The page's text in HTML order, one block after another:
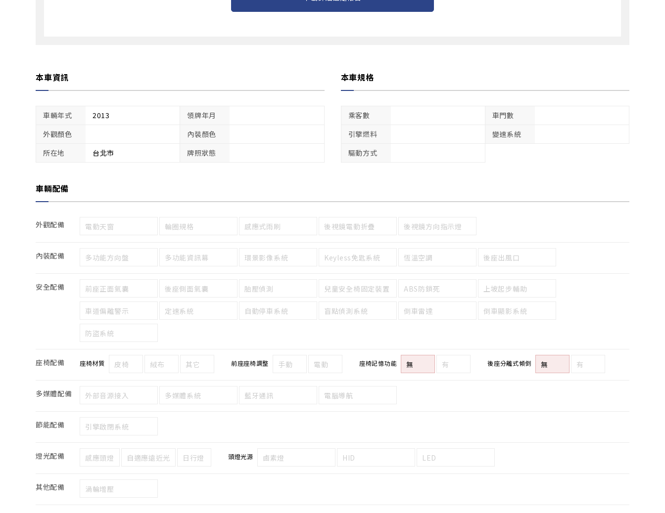
本車資訊
車輛年式 2013
領牌年月
外觀顏色
內裝顏色
所在地
台北市 牌照狀態
本車規格
乘客數
車門數
引擎燃料
變速系統
驅動方式
車輛配備
外觀配備 電動天窗 輪圈規格 感應式雨刷 後視鏡電動折疊 後視鏡方向指示燈
內裝配備 多功能方向盤 多功能資訊幕 環景影像系統 Keyless免匙系統 恆溫空調 後座出風口
安全配備 前座正面氣囊 後座側面氣囊 胎壓偵測 兒童安全椅固定裝置 ABS防鎖死 上坡起步輔助
車道偏離警示 定速系統 自動停車系統 盲點偵測系統 倒車雷達 倒車顯影系統
防盜系統
座椅配備 座椅材質 皮椅 絨布 其它 前座座椅調整 手動 電動 座椅記憶功能 無 有 後座分離式傾倒 無 有
多媒體配備 外部音源接入 多媒體系統 藍牙通訊 電腦導航
節能配備 引擎啟閉系統
燈光配備 感應頭燈 自適應遠近光 日行燈 頭燈光源 鹵素燈 HID LED
其他配備 渦輪增壓